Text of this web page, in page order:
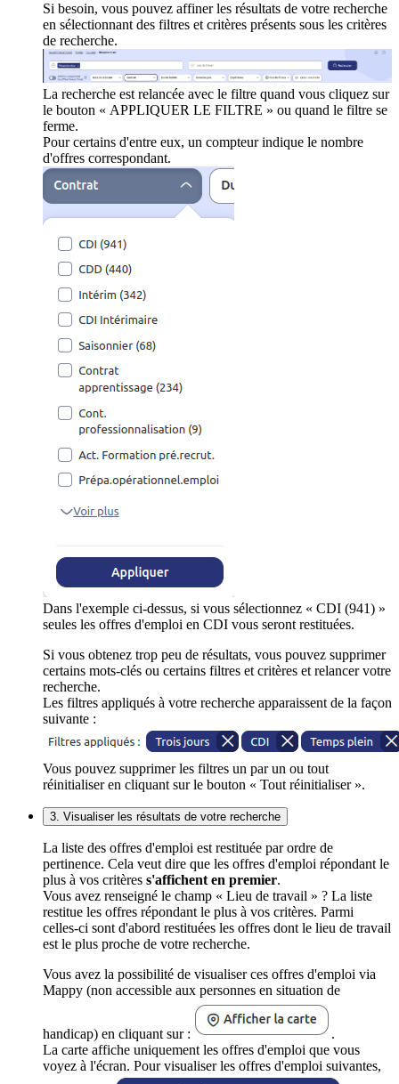
Si besoin, vous pouvez affiner les résultats de votre recherche
en sélectionnant des filtres et critères présents sous les critères
de recherche.
La recherche est relancée avec le filtre quand vous cliquez sur
le bouton « APPLIQUER LE FILTRE » ou quand le filtre se
ferme.
Pour certains d'entre eux, un compteur indique le nombre
d'offres correspondant.
Dans l'exemple ci-dessus, si vous sélectionnez « CDI (941) »
seules les offres d'emploi en CDI vous seront restituées.
Si vous obtenez trop peu de résultats, vous pouvez supprimer
certains mots-clés ou certains filtres et critères et relancer votre
recherche.
Les filtres appliqués à votre recherche apparaissent de la façon
suivante :
Vous pouvez supprimer les filtres un par un ou tout
réinitialiser en cliquant sur le bouton « Tout réinitialiser ».
3. Visualiser les résultats de votre recherche
La liste des offres d'emploi est restituée par ordre de
pertinence. Cela veut dire que les offres d'emploi répondant le
plus à vos critères s'affichent en premier.
Vous avez renseigné le champ « Lieu de travail » ? La liste
restitue les offres répondant le plus à vos critères. Parmi
celles-ci sont d'abord restituées les offres dont le lieu de travail
est le plus proche de votre recherche.
Vous avez la possibilité de visualiser ces offres d'emploi via
Mappy (non accessible aux personnes en situation de
handicap) en cliquant sur :
.
La carte affiche uniquement les offres d'emploi que vous
voyez à l'écran. Pour visualiser les offres d'emploi suivantes,